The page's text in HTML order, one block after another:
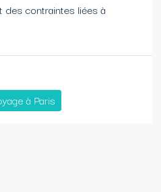
contraintes liées à
à Paris